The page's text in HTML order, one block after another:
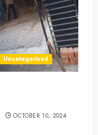
Uncategorized
OCTOBER 10, 2024